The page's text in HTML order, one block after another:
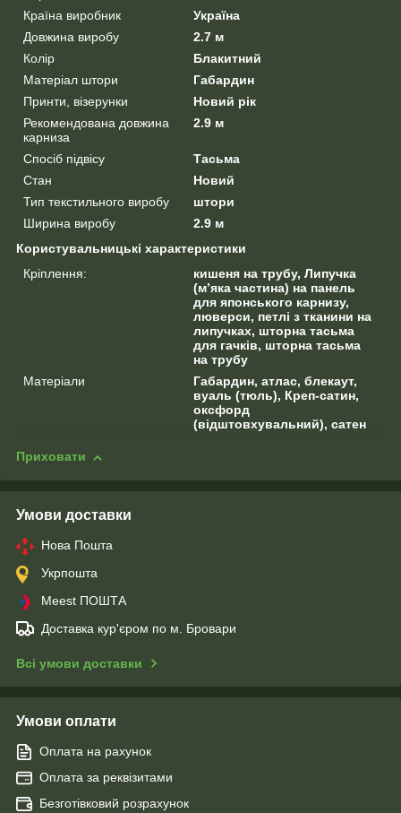
Країна виробник
Україна
Довжина виробу
2.7 м
Колір
Блакитний
Матеріал штори
Габардин
Принти, візерунки
Новий рік
Рекомендована довжина
карниза
2.9 м
Спосіб підвісу
Тасьма
Стан
Новий
Тип текстильного виробу
штори
Ширина виробу
2.9 м
Користувальницькі характеристики
Кріплення:
кишеня на трубу, Липучка
(м’яка частина) на панель
для японського карнизу,
люверси, петлі з тканини на
липучках, шторна тасьма
для гачків, шторна тасьма
на трубу
Матеріали
Габардин, атлас, блекаут,
вуаль (тюль), Креп-сатин,
оксфорд
(відштовхувальний), сатен
Приховати
Умови доставки
Нова Пошта
Укрпошта
Meest ПОШТА
Доставка кур'єром по м. Бровари
Всі умови доставки
Умови оплати
Оплата на рахунок
Оплата за реквізитами
Безготівковий розрахунок